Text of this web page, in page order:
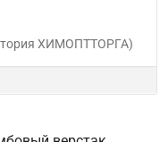
ХИМОПТТОРГА)